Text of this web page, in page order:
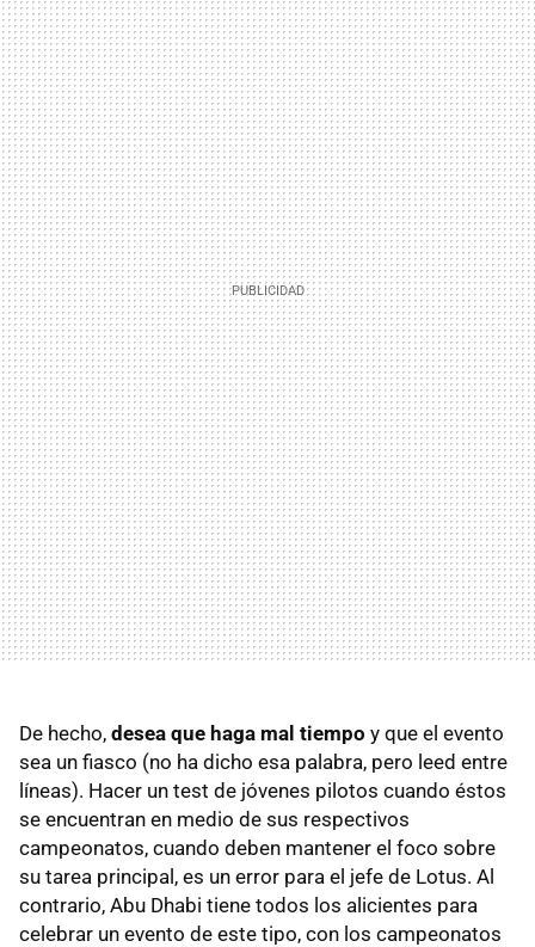
De hecho, desea que haga mal tiempo y que el evento
sea un fiasco (no ha dicho esa palabra, pero leed entre
líneas). Hacer un test de jóvenes pilotos cuando éstos
se encuentran en medio de sus respectivos
campeonatos, cuando deben mantener el foco sobre
su tarea principal, es un error para el jefe de Lotus. Al
contrario, Abu Dhabi tiene todos los alicientes para
celebrar un evento de este tipo, con los campeonatos